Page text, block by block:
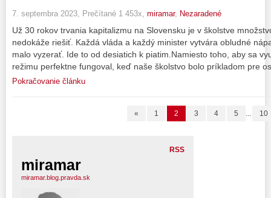
7. septembra 2023, Prečítané 1 453x, miramar, Nezaradené
Už 30 rokov trvania kapitalizmu na Slovensku je v školstve
nedokáže riešiť. Každá vláda a každý minister vytvára obludné
malo vyzerať. Ide to od desiatich k piatim.Namiesto toho, aby sa
režimu perfektne fungoval, keď naše školstvo bolo príkladom pre
Pokračovanie článku
« 1 2 3 4 5 ... 10
RSS
miramar
miramar.blog.pravda.sk